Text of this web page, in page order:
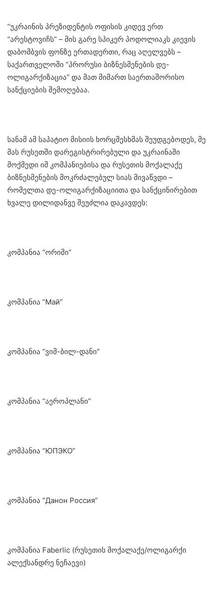
“უკრაინის პრეზიდენტის ოფისის კიდევ ერთ
“არესტოვიჩს” – მის გარე სპიკერ პოდოლიაკს კიევის
დაბომბვის ფონზე ერთადერთი, რაც აღელვებს –
საქართველოში “პრორუსი ბიზნესმენების დე-
ოლიგარქიზაცია” და მათ მიმართ საერთაშორისო
სანქციების შემოღებაა.
სანამ ამ საპატიო მისიის ხორცშესხმას შეუდგებოდეს, მე
მას რუსეთში დარეგისტრირებული და უკრაინაში
მოქმედი იმ კომპანიებისა და რუსეთის მოქალაქე
ბიზნესმენების მოკრძალებულ სიას მივაწვდი –
რომელთა დე-ოლიგარქიზაციითა და სანქცინირებით
ხვალე დილიდანვე შეუძლია დაკავდეს:
კომპანია “ორიმი”
კომპანია “Май”
კომპანია “ვიმ-ბილ-დანი”
კომპანია “აეროპლანი”
კომპანია “ЮПЭКО”
კომპანია “Данон Россия”
კომპანია Faberlic (რუსეთის მოქალაქე/ოლიგარქი
ალექსანდრე ნეჩაევი)